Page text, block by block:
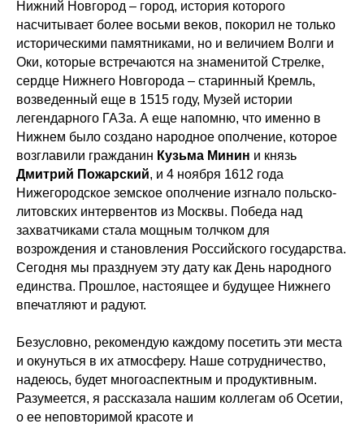
Нижний Новгород – город, история которого
насчитывает более восьми веков, покорил не только
историческими памятниками, но и величием Волги и
Оки, которые встречаются на знаменитой Стрелке,
сердце Нижнего Новгорода – старинный Кремль,
возведенный еще в 1515 году, Музей истории
легендарного ГАЗа. А еще напомню, что именно в
Нижнем было создано народное ополчение, которое
возглавили гражданин Кузьма Минин и князь
Дмитрий Пожарский, и 4 ноября 1612 года
Нижегородское земское ополчение изгнало польско-
литовских интервентов из Москвы. Победа над
захватчиками стала мощным толчком для
возрождения и становления Российского государства.
Сегодня мы празднуем эту дату как День народного
единства. Прошлое, настоящее и будущее Нижнего
впечатляют и радуют.
Безусловно, рекомендую каждому посетить эти места
и окунуться в их атмосферу. Наше сотрудничество,
надеюсь, будет многоаспектным и продуктивным.
Разумеется, я рассказала нашим коллегам об Осетии,
о ее неповторимой красоте и